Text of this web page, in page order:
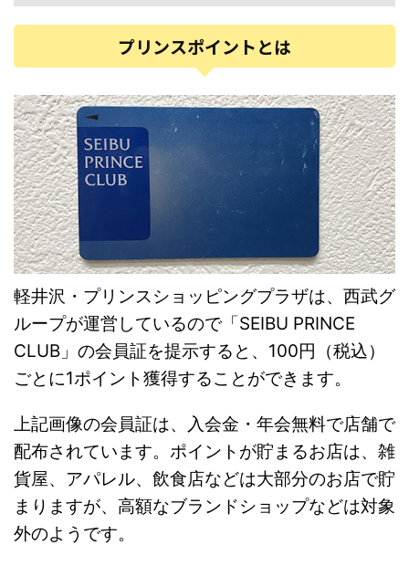
プリンスポイントとは
軽井沢・プリンスショッピングプラザは、西武グ
ループが運営しているので「SEIBU PRINCE
CLUB」の会員証を提示すると、100円（税込）
ごとに1ポイント獲得することができます。
上記画像の会員証は、入会金・年会無料で店舗で
配布されています。ポイントが貯まるお店は、雑
貨屋、アパレル、飲食店などは大部分のお店で貯
まりますが、高額なブランドショップなどは対象
外のようです。